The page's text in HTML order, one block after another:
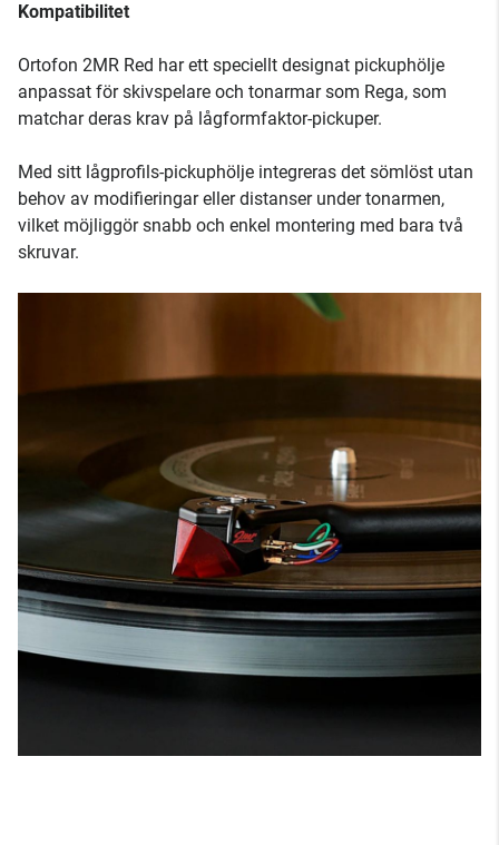
Kompatibilitet
Ortofon 2MR Red har ett speciellt designat pickuphölje
anpassat för skivspelare och tonarmar som Rega, som
matchar deras krav på lågformfaktor-pickuper.
Med sitt lågprofils-pickuphölje integreras det sömlöst utan
behov av modifieringar eller distanser under tonarmen,
vilket möjliggör snabb och enkel montering med bara två
skruvar.